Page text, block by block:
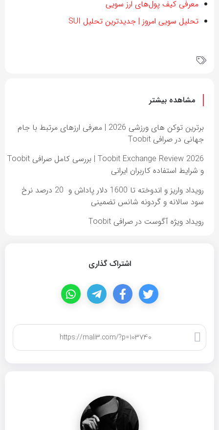
معرفی کیف پول‌های ارز سویی
تحلیل سویی امروز | جدیدترین تحلیل SUI
مشاهده بیشتر
برترین توکن های ورزشی 2026 | معرفی ارزهای مرتبط با جام
جهانی در صرافی Toobit
Toobit Exchange Review 2026 | بررسی کامل صرافی Toobit
و شرایط استفاده کاربران ایرانی
رویداد واریز و اندوخته تا 1600 دلار پاداش و 20 درصد نرخ
سود سالانه و گردونه شانس تضمینی
رویداد ویژه آگوست در صرافی Toobit
اشتراک گذاری